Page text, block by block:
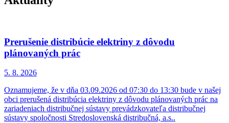
Prerušenie distribúcie elektriny z dôvodu
plánovaných prác
5. 8. 2026
Oznamujeme, že v dňa 03.09.2026 od 07:30 do 13:30 bude v našej
obci prerušená distribúcia elektriny z dôvodu plánovaných prác na
zariadeniach distribučnej sústavy prevádzkovateľa distribučnej
sústavy spoločnosti Stredoslovenská distribučná, a.s..